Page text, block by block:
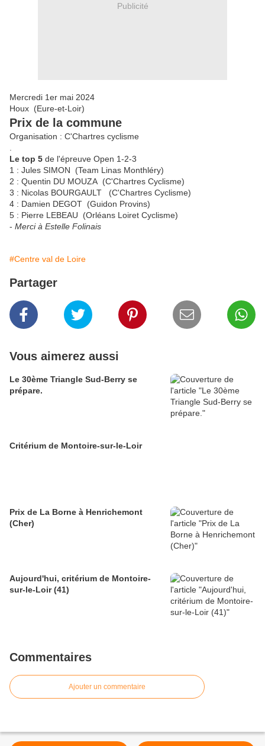
Publicité
Mercredi 1er mai 2024
Houx (Eure-et-Loir)
Prix de la commune
Organisation : C'Chartres cyclisme
Le top 5 de l'épreuve Open 1-2-3
1 : Jules SIMON (Team Linas Monthléry)
2 : Quentin DU MOUZA (C'Chartres Cyclisme)
3 : Nicolas BOURGAULT (C'Chartres Cyclisme)
4 : Damien DEGOT (Guidon Provins)
5 : Pierre LEBEAU (Orléans Loiret Cyclisme)
- Merci à Estelle Folinais
#Centre val de Loire
Partager
Vous aimerez aussi
Le 30ème Triangle Sud-Berry se
prépare.
Critérium de Montoire-sur-le-Loir
Prix de La Borne à Henrichemont
(Cher)
Aujourd'hui, critérium de Montoire-
sur-le-Loir (41)
Commentaires
Ajouter un commentaire